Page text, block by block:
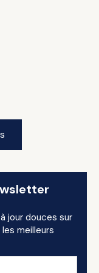
jour douces sur
meilleurs